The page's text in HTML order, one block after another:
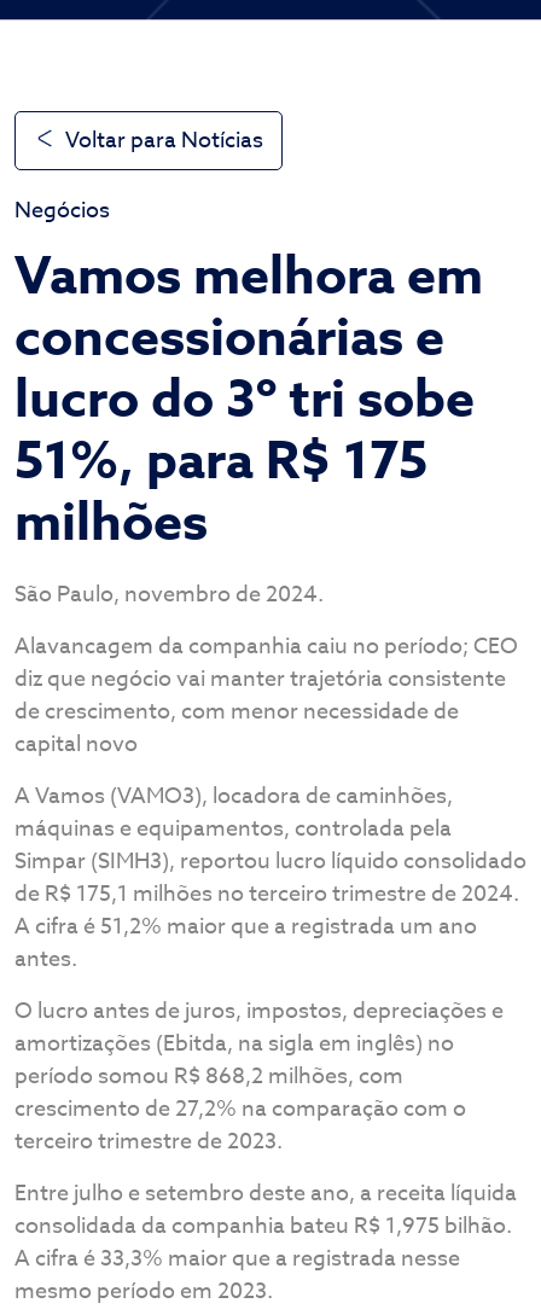
Voltar para Notícias
Negócios
Vamos melhora em
concessionárias e
lucro do 3º tri sobe
51%, para R$ 175
milhões
São Paulo, novembro de 2024.
Alavancagem da companhia caiu no período; CEO
diz que negócio vai manter trajetória consistente
de crescimento, com menor necessidade de
capital novo
A Vamos (VAMO3), locadora de caminhões,
máquinas e equipamentos, controlada pela
Simpar (SIMH3), reportou lucro líquido consolidado
de R$ 175,1 milhões no terceiro trimestre de 2024.
A cifra é 51,2% maior que a registrada um ano
antes.
O lucro antes de juros, impostos, depreciações e
amortizações (Ebitda, na sigla em inglês) no
período somou R$ 868,2 milhões, com
crescimento de 27,2% na comparação com o
terceiro trimestre de 2023.
Entre julho e setembro deste ano, a receita líquida
consolidada da companhia bateu R$ 1,975 bilhão.
A cifra é 33,3% maior que a registrada nesse
mesmo período em 2023.